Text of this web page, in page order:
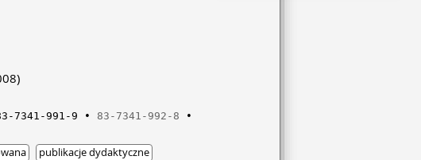
7341-991-9
83-7341-992-8
publikacje dydaktyczne